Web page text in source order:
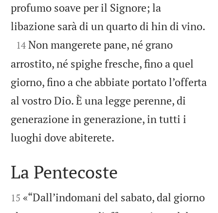
profumo soave per il Signore; la
libazione sarà di un quarto di hin di vino.

14 Non mangerete pane, né grano
arrostito, né spighe fresche, fino a quel
giorno, fino a che abbiate portato l’offerta
al vostro Dio. È una legge perenne, di
generazione in generazione, in tutti i
luoghi dove abiterete.

La Pentecoste

15 «“Dall’indomani del sabato, dal giorno